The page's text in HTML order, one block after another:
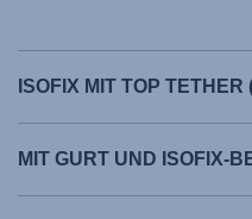
ISOFIX MIT TOP TETHER
MIT GURT UND ISOFIX-